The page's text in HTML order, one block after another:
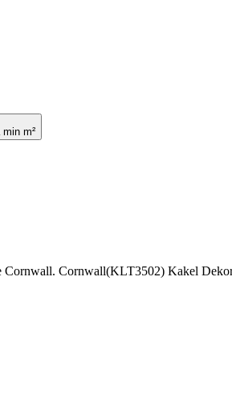
m²
Cornwall(KLT3502) Kakel